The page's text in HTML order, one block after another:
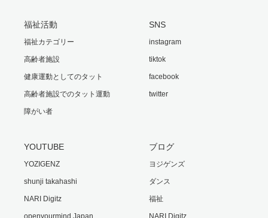
福祉活動
福祉カテゴリー
高齢者施設
健康運動としてのタット
高齢者施設でのタット運動
障がい者
SNS
instagram
tiktok
facebook
twitter
YOUTUBE
YOZIGENZ
shunji takahashi
NARI Digitz
openyourmind Japan
ブログ
ヨジゲンズ
ダンス
福祉
NARI.Digitz